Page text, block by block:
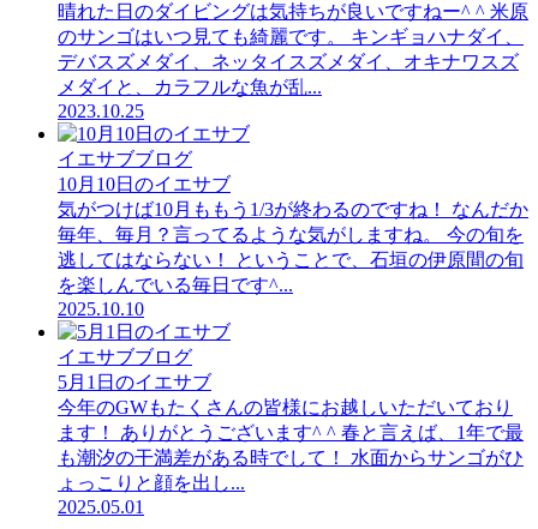
晴れた日のダイビングは気持ちが良いですねー^ ^ 米原
のサンゴはいつ見ても綺麗です。 キンギョハナダイ、
デバスズメダイ、ネッタイスズメダイ、オキナワスズ
メダイと、カラフルな魚が乱...
2023.10.25
イエサブブログ
10月10日のイエサブ
気がつけば10月ももう1/3が終わるのですね！ なんだか
毎年、毎月？言ってるような気がしますね。 今の旬を
逃してはならない！ ということで、石垣の伊原間の旬
を楽しんでいる毎日です^...
2025.10.10
イエサブブログ
5月1日のイエサブ
今年のGWもたくさんの皆様にお越しいただいており
ます！ ありがとうございます^ ^ 春と言えば、1年で最
も潮汐の干満差がある時でして！ 水面からサンゴがひ
ょっこりと顔を出し...
2025.05.01